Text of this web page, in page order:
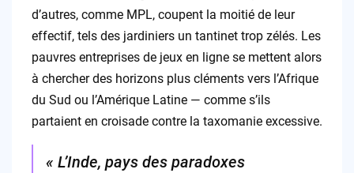
d’autres, comme MPL, coupent la moitié de leur
effectif, tels des jardiniers un tantinet trop zélés. Les
pauvres entreprises de jeux en ligne se mettent alors
à chercher des horizons plus cléments vers l’Afrique
du Sud ou l’Amérique Latine — comme s’ils
partaient en croisade contre la taxomanie excessive.
« L’Inde, pays des paradoxes